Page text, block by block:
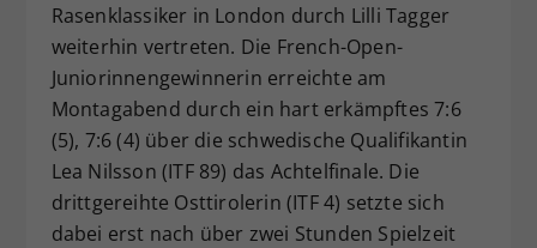
Rasenklassiker in London durch Lilli Tagger
weiterhin vertreten. Die French-Open-
Juniorinnengewinnerin erreichte am
Montagabend durch ein hart erkämpftes 7:6
(5), 7:6 (4) über die schwedische Qualifikantin
Lea Nilsson (ITF 89) das Achtelfinale. Die
drittgereihte Osttirolerin (ITF 4) setzte sich
dabei erst nach über zwei Stunden Spielzeit